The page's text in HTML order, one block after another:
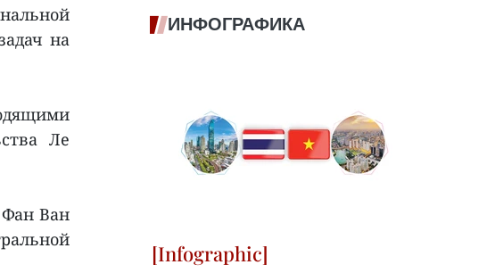
на
Ле
Фан Ван
ИНФОГРАФИКА